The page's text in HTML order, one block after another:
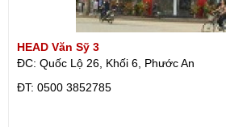
HEAD Văn Sỹ 3
ĐC: Quốc Lộ 26, Khối 6, Phước An
ÐT: 0500 3852785